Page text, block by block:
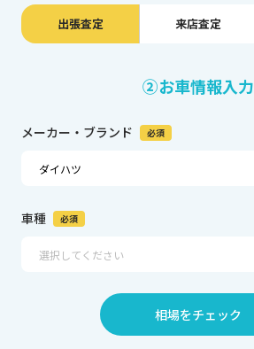
出張査定 来店査定
②お車情報入力
メーカー・ブランド 必須
車種 必須
相場をチェック